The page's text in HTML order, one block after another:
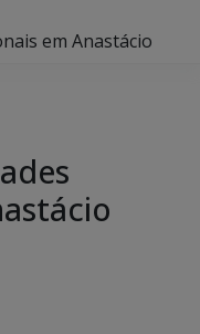
em Anastácio